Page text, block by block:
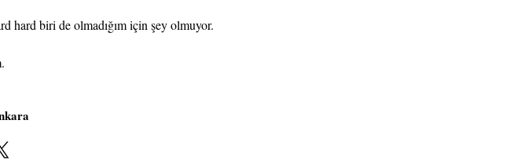
hard biri de olmadığım için şey olmuyor.